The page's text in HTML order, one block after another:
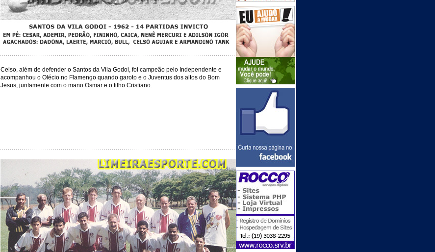
Celso, além de defender o Santos da Vila Godoi, foi campeão pelo Independente e
acompanhou o Olécio no Flamengo quando garoto e o Juventus dos altos do Bom
Jesus, juntamente com o mano Osmar e o filho Cristiano.